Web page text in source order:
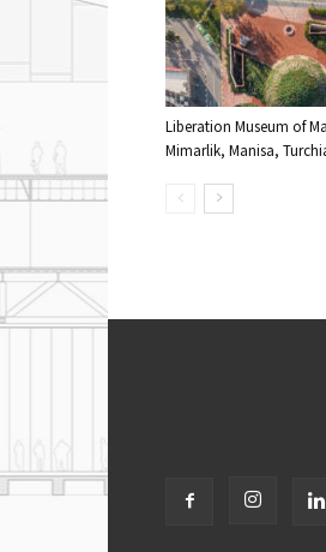
Liberation Museum of
Mimarlik, Manisa,